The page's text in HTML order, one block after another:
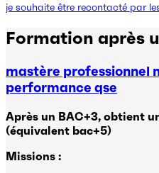
je souhaite être recontacté par
Formation après
mastère professionnel
performance qse
Après un BAC+3, obtient
(équivalent bac+5)
Missions :